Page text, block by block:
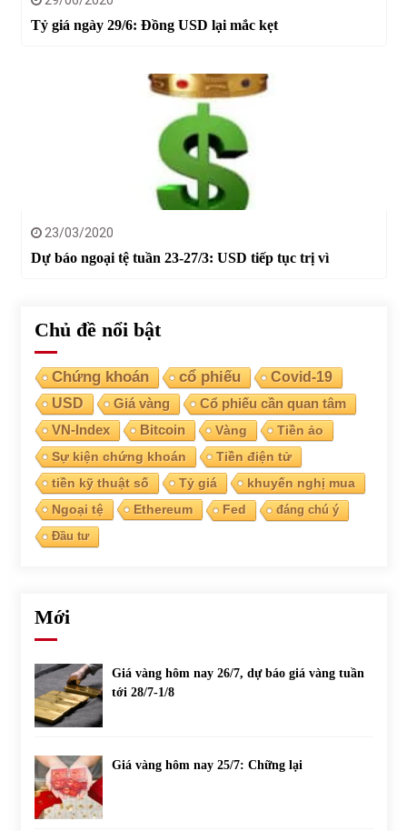
Tỷ giá ngày 29/6: Đồng USD lại mắc kẹt
23/03/2020
Dự báo ngoại tệ tuần 23-27/3: USD tiếp tục trị vì
Chủ đề nổi bật
Chứng khoán cổ phiếu
Covid-19
USD
Giá vàng Cổ phiếu cần quan tâm
VN-Index Bitcoin Vàng
Tiền ảo
Sự kiện chứng khoán
Tiền điện tử
tiền kỹ thuật số
Tỷ giá
khuyến nghị mua
Ngoại tệ
Ethereum Fed
đáng chú ý
Đầu tư
Mới
Giá vàng hôm nay 26/7, dự báo giá vàng tuần
tới 28/7-1/8
Giá vàng hôm nay 25/7: Chững lại